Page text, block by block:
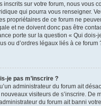
inscrits sur votre forum, nous vous
qui pourra vous renseigner.
propriétaires de ce forum ne
et ne doivent donc pas être
porte sur la question « Qui dois-
ou d’ordres légaux liés à ce forum
je pas m’inscrire ?
administrateur du forum ait
visiteurs de s’inscrire. De
du forum ait banni